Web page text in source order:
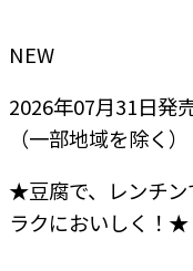
NEW
2026年07月31日発
（一部地域を除く）
★豆腐で、レンチン
ラクにおいしく！★